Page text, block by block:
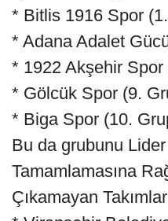
* Bitlis 1916 Spor
* Adana Adalet
* 1922 Akşehir
* Gölcük Spor (9.
* Biga Spor (10.
Bu da grubunu
Tamamlamasına
Çıkamayan